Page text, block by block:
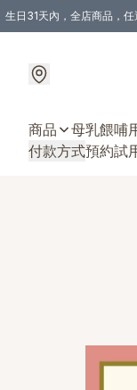
生日31天內，全店商品，
商品 母乳餵哺
付款方式預約試